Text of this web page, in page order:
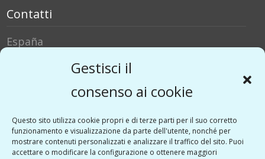
Gestisci il
consenso ai cookie
Questo sito utilizza cookie propri e di terze parti per il suo corretto
funzionamento e visualizzazione da parte dell'utente, nonché per
mostrare contenuti personalizzati e analizzare il traffico del sito. Puoi
accettare o modificare la configurazione o ottenere maggiori
Contatti
España
Social Media
Twitter
Linkedin
Vimeo